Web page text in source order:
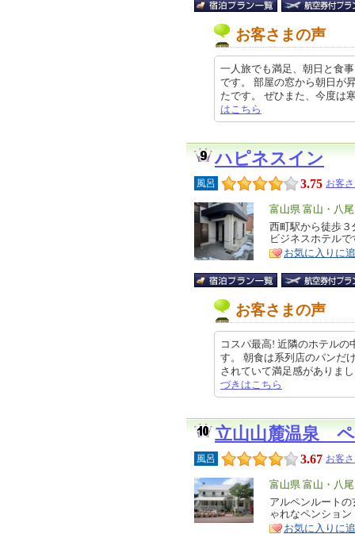
お客さまの声
一人旅でも満足、朝日と食
です。 部屋の窓から朝日が
たです。 ぜひまた、今度
はこちら
ハピネスイン
風呂 3.75 お客
エ
リ
ア
富山県 富山・八
特
徴
西町駅から徒歩
ビジネスホテルで
お気に入りに
お客さまの声
コスパ最高! 近隣のホテル
す。 朝食は系列店のパンだ
されていて満足感がありま
づきはこちら
立山山麓温泉 ペ
風呂 3.67 お客
エ
リ
ア
富山県 富山・八
特
徴
アルペンルート
ゃれなペンション
お気に入りに